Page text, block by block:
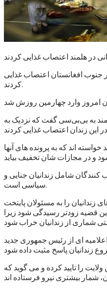
در هلمند اعتصاب غذایی کردند
جنوب افغانستان اعتصاب غذایی
کردند.
به بی‌بی‌سی گفت که نزدیک به
اند که به پرونده های آنها
کنندگان شامل زندانیان جنایی و
سیاسی است.
زندانیان را به مسئولان پایتخت
این قضیه زودتر رسیدگی شود زیرا
ای از رئیس جمهوری جدید
را تایید کرده و می گوید که